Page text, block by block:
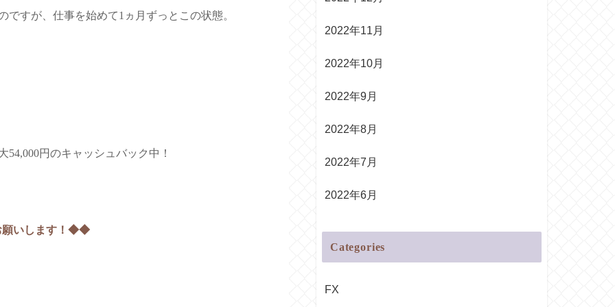
すが、仕事を始めて1ヵ月ずっとこの状態。
円のキャッシュバック中！
願いします！◆◆
2022年11月
2022年10月
2022年9月
2022年8月
2022年7月
2022年6月
Categories
FX